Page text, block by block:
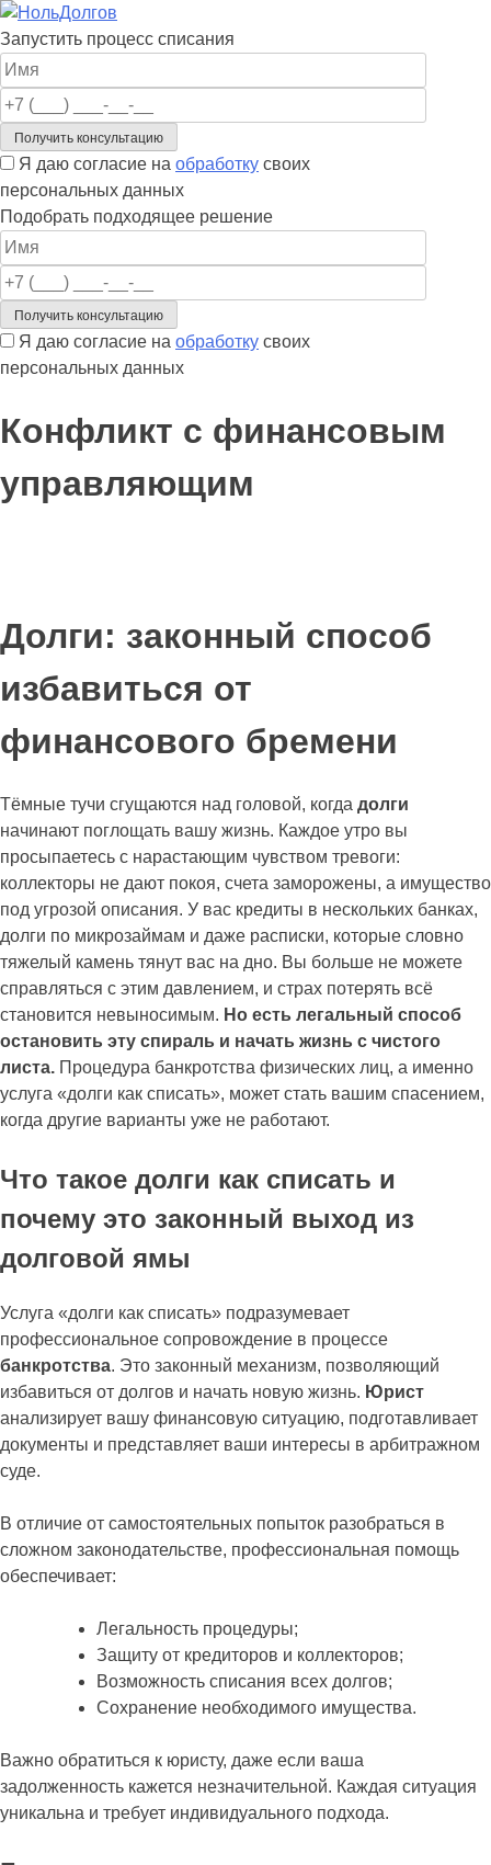
Skip
to
content
Запустить процесс списания
Я даю согласие на обработку своих
персональных данных
Подобрать подходящее решение
Я даю согласие на обработку своих
персональных данных
Конфликт с финансовым
управляющим
Долги: законный способ
избавиться от
финансового бремени
Тёмные тучи сгущаются над головой, когда долги
начинают поглощать вашу жизнь. Каждое утро вы
просыпаетесь с нарастающим чувством тревоги:
коллекторы не дают покоя, счета заморожены, а имущество
под угрозой описания. У вас кредиты в нескольких банках,
долги по микрозаймам и даже расписки, которые словно
тяжелый камень тянут вас на дно. Вы больше не можете
справляться с этим давлением, и страх потерять всё
становится невыносимым. Но есть легальный способ
остановить эту спираль и начать жизнь с чистого
листа. Процедура банкротства физических лиц, а именно
услуга «долги как списать», может стать вашим спасением,
когда другие варианты уже не работают.
Что такое долги как списать и
почему это законный выход из
долговой ямы
Услуга «долги как списать» подразумевает
профессиональное сопровождение в процессе
банкротства. Это законный механизм, позволяющий
избавиться от долгов и начать новую жизнь. Юрист
анализирует вашу финансовую ситуацию, подготавливает
документы и представляет ваши интересы в арбитражном
суде.
В отличие от самостоятельных попыток разобраться в
сложном законодательстве, профессиональная помощь
обеспечивает:
Легальность процедуры;
Защиту от кредиторов и коллекторов;
Возможность списания всех долгов;
Сохранение необходимого имущества.
Важно обратиться к юристу, даже если ваша
задолженность кажется незначительной. Каждая ситуация
уникальна и требует индивидуального подхода.